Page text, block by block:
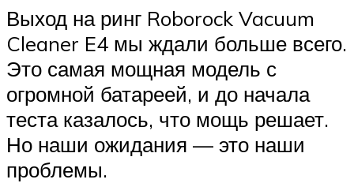
Выход на ринг Roborock Vacuum
Cleaner E4 мы ждали больше всего.
Это самая мощная модель с
огромной батареей, и до начала
теста казалось, что мощь решает.
Но наши ожидания — это наши
проблемы.